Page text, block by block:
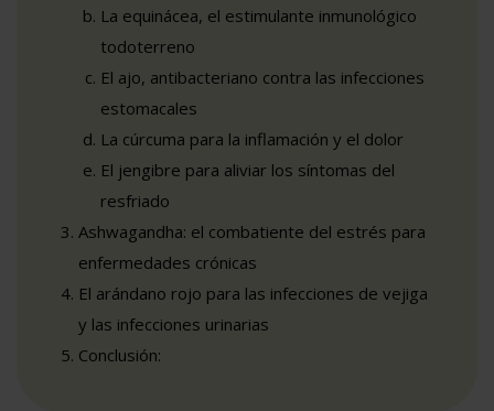
La equinácea, el estimulante inmunológico
todoterreno
El ajo, antibacteriano contra las infecciones
estomacales
La cúrcuma para la inflamación y el dolor
El jengibre para aliviar los síntomas del
resfriado
Ashwagandha: el combatiente del estrés para
enfermedades crónicas
El arándano rojo para las infecciones de vejiga
y las infecciones urinarias
Conclusión: